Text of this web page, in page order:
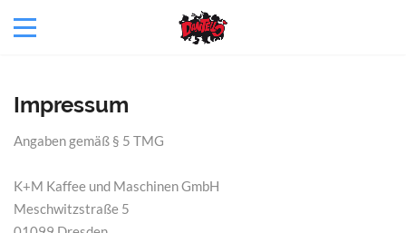
Impressum
Angaben gemäß § 5 TMG
K+M Kaffee und Maschinen GmbH
Meschwitzstraße 5